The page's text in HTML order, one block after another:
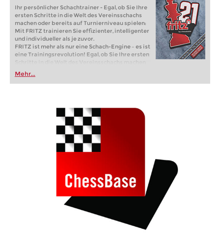
Ihr persönlicher Schachtrainer - Egal, ob Sie Ihre
ersten Schritte in die Welt des Vereinsschachs
machen oder bereits auf Turnierniveau spielen:
Mit FRITZ trainieren Sie effizienter, intelligenter
und individueller als je zuvor.
FRITZ ist mehr als nur eine Schach-Engine – es ist
eine Trainingsrevolution! Egal, ob Sie Ihre ersten
Schritte in die Welt des Vereinsschachs machen
oder bereits auf Turnierniveau spielen: Mit
FRITZ trainieren Sie effizienter, intelligenter und
individueller als je zuvor.
Mehr...